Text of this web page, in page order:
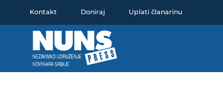
Kontakt Doniraj Uplati članarinu